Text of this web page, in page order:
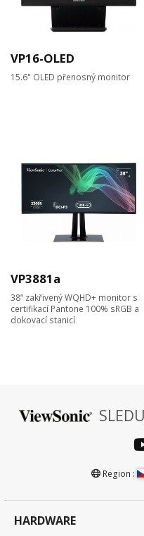
VP16-OLED
15.6" OLED přenosný monitor
VP3881a
38“ zakřivený WQHD+ monitor s
certifikací Pantone 100% sRGB a
dokovací stanicí
Region :
HARDWARE